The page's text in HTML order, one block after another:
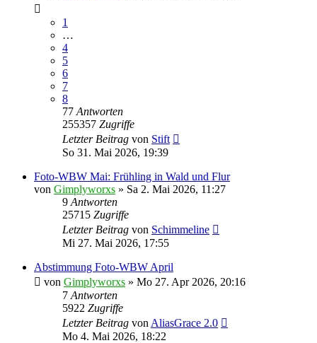
1
…
4
5
6
7
8
77 Antworten
255357 Zugriffe
Letzter Beitrag von Stift
So 31. Mai 2026, 19:39
Foto-WBW Mai: Frühling in Wald und Flur
von Gimplyworxs » Sa 2. Mai 2026, 11:27
9 Antworten
25715 Zugriffe
Letzter Beitrag von Schimmeline
Mi 27. Mai 2026, 17:55
Abstimmung Foto-WBW April
von Gimplyworxs » Mo 27. Apr 2026, 20:16
7 Antworten
5922 Zugriffe
Letzter Beitrag von AliasGrace 2.0
Mo 4. Mai 2026, 18:22